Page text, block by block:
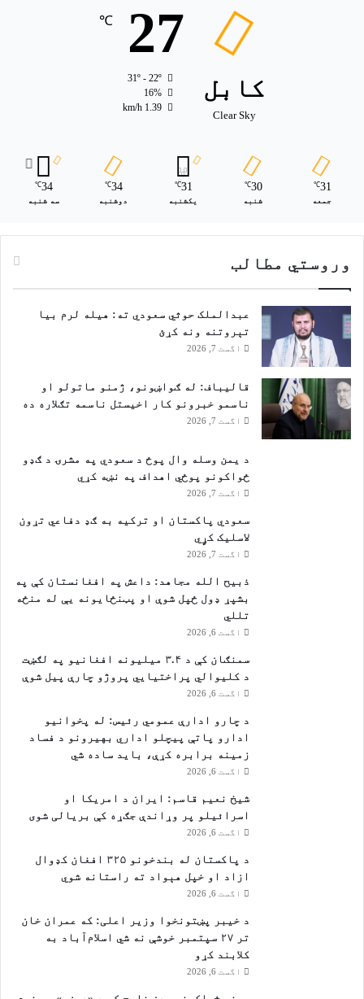
کابل
Clear Sky
27
℃
16%
1.39 km/h
31
℃
جمعه
30
℃
شنبه
31
℃
یکشنبه
34
℃
دوشنبه
34
℃
سه شنبه
وروستي مطالب
عبدالملک حوثي سعودي ته: هیله لرم بیا
تېروتنه ونه کړئ
اگست 7, 2026
قالیباف: له ګواښونو، ژمنو ماتولو او
ناسمو خبرونو کار اخیستل ناسمه تګلاره ده
اگست 7, 2026
د یمن وسله وال پوځ د سعودي په مشرۍ د ګډو
ځواکونو پوځي اهداف په نښه کړي
اگست 7, 2026
سعودي پاکستان او ترکیه به ګډ دفاعي تړون
لاسلیک کړٍي
اگست 7, 2026
ذبیح الله مجاهد: داعش په افغانستان کې په
بشپړ ډول ځپل شوې او پټنځایونه یې له منځه
تللي
اگست 6, 2026
سمنګان کې د ۳.۴ میلیونه افغانیو په لګښت
د کلیوالي پراختیايي پروژو چارې پیل شوې
اگست 6, 2026
د چارو ادارې عمومي رئیس: له پخوانیو
ادارو پاتې پيچلو اداري بهیرونو د فساد
زمینه برابره کړې، باید ساده شي
اگست 6, 2026
شیخ نعیم قاسم: ایران د امریکا او
اسرائیلو پر وړاندې جګړه کې بریالی شوی
اگست 6, 2026
د پاکستان له بندخونو ۳۲۵ افغان کډوال
ازاد او خپل هېواد ته راستانه شوي
اگست 6, 2026
د خیبر پښتونخوا وزیر اعلی: که عمران خان
تر ۲۷ سپتمبر خوشې نه شي اسلام‌آباد به
کلابند کړو
اگست 6, 2026